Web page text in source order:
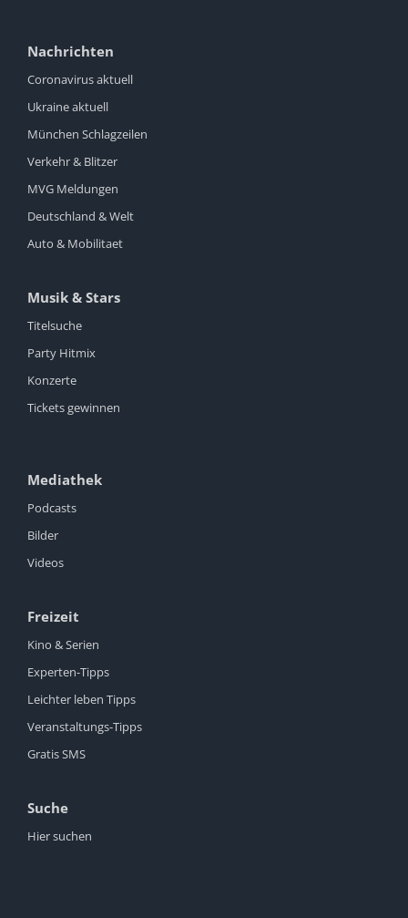
Nachrichten
Coronavirus aktuell
Ukraine aktuell
München Schlagzeilen
Verkehr & Blitzer
MVG Meldungen
Deutschland & Welt
Auto & Mobilitaet
Musik & Stars
Titelsuche
Party Hitmix
Konzerte
Tickets gewinnen
Mediathek
Podcasts
Bilder
Videos
Freizeit
Kino & Serien
Experten-Tipps
Leichter leben Tipps
Veranstaltungs-Tipps
Gratis SMS
Suche
Hier suchen